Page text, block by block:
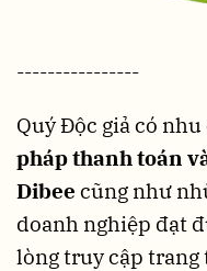
----------------
Quý Độc giả có
pháp thanh toán
Dibee cũng như
doanh nghiệp đạt
lòng truy cập trang